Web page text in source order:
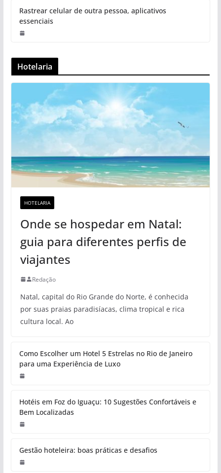
Rastrear celular de outra pessoa, aplicativos
essenciais
Hotelaria
HOTELARIA
Onde se hospedar em Natal:
guia para diferentes perfis de
viajantes
Redação
Natal, capital do Rio Grande do Norte, é conhecida
por suas praias paradisíacas, clima tropical e rica
cultura local. Ao
Como Escolher um Hotel 5 Estrelas no Rio de Janeiro
para uma Experiência de Luxo
Hotéis em Foz do Iguaçu: 10 Sugestões Confortáveis e
Bem Localizadas
Gestão hoteleira: boas práticas e desafios